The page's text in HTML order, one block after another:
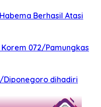
Berhasil Atasi
072/Pamungkas
Diponegoro dihadiri